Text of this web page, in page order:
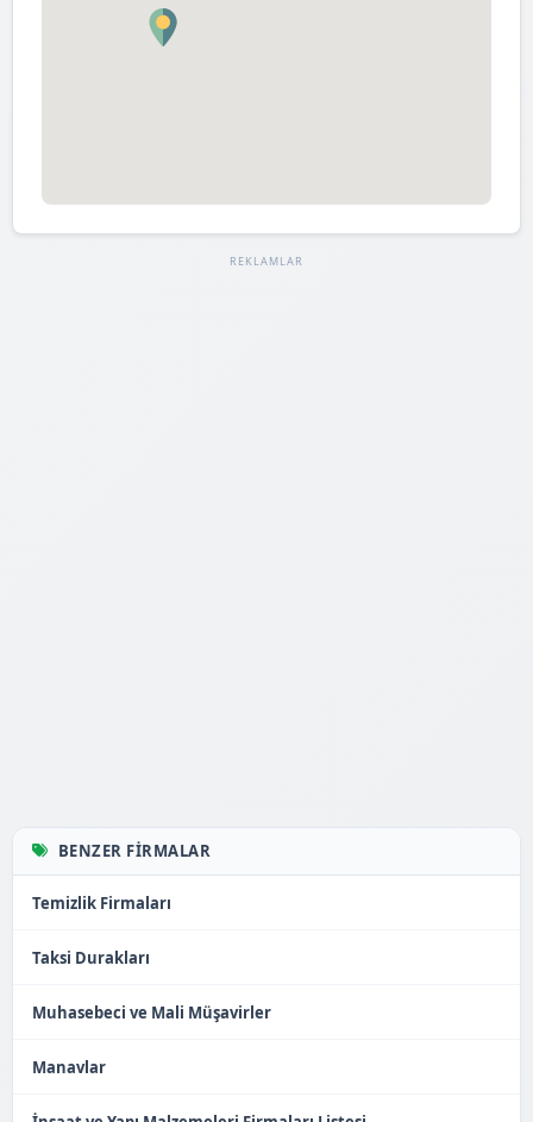
REKLAMLAR
BENZER FIRMALAR
Temizlik Firmaları
Taksi Durakları
Muhasebeci ve Mali Müşavirler
Manavlar